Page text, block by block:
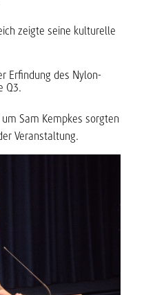
zeigte seine kulturelle
Erfindung des Nylon-
Q3.
Sam Kempkes sorgten
Veranstaltung.